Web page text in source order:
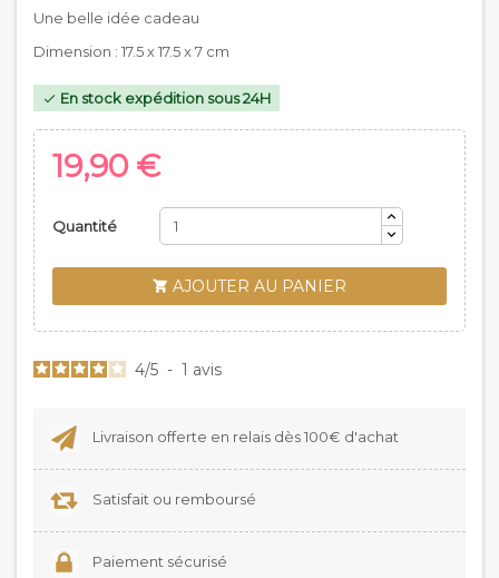
Une belle idée cadeau
Dimension : 17.5 x 17.5 x 7 cm
 En stock expédition sous 24H
19,90 €
Quantité
 AJOUTER AU PANIER
4/5 - 1 avis
Livraison offerte en relais dès 100€ d'achat
Satisfait ou remboursé
Paiement sécurisé